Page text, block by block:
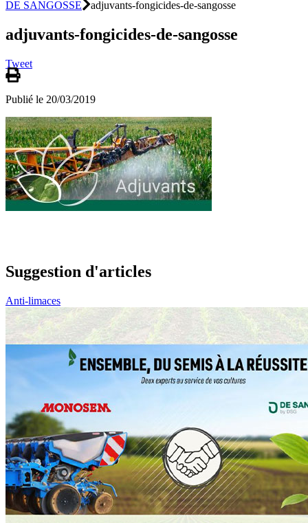
DE SANGOSSE adjuvants-fongicides-de-sangosse
adjuvants-fongicides-de-sangosse
Tweet
Publié le 20/03/2019
Suggestion d'articles
Anti-limaces